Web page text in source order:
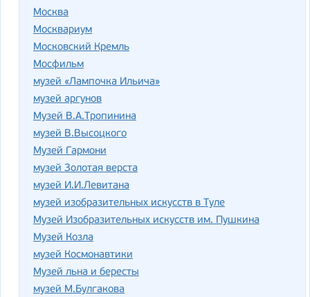
Москва
Москвариум
Московский Кремль
Мосфильм
музей «Лампочка Ильича»
музей аргунов
Музей В.А.Тропинина
музей В.Высоцкого
Музей Гармони
музей Золотая верста
музей И.И.Левитана
музей изобразительных искусств в Туле
Музей Изобразительных искусств им. Пушкина
Музей Козла
музей Космонавтики
Музей льна и бересты
музей М.Булгакова